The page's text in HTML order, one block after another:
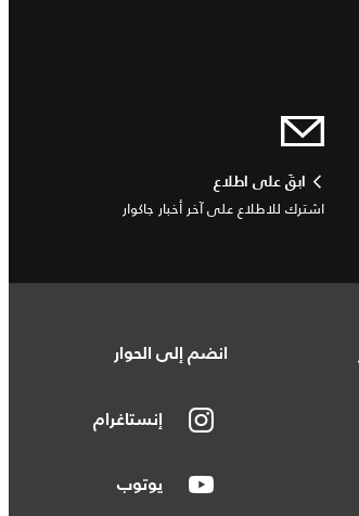
ابقَ على اطلاع
اشترك للاطلاع على آخر أخبار جاكوار
انضم إلى الحوار
إنستاغرام
يوتوب